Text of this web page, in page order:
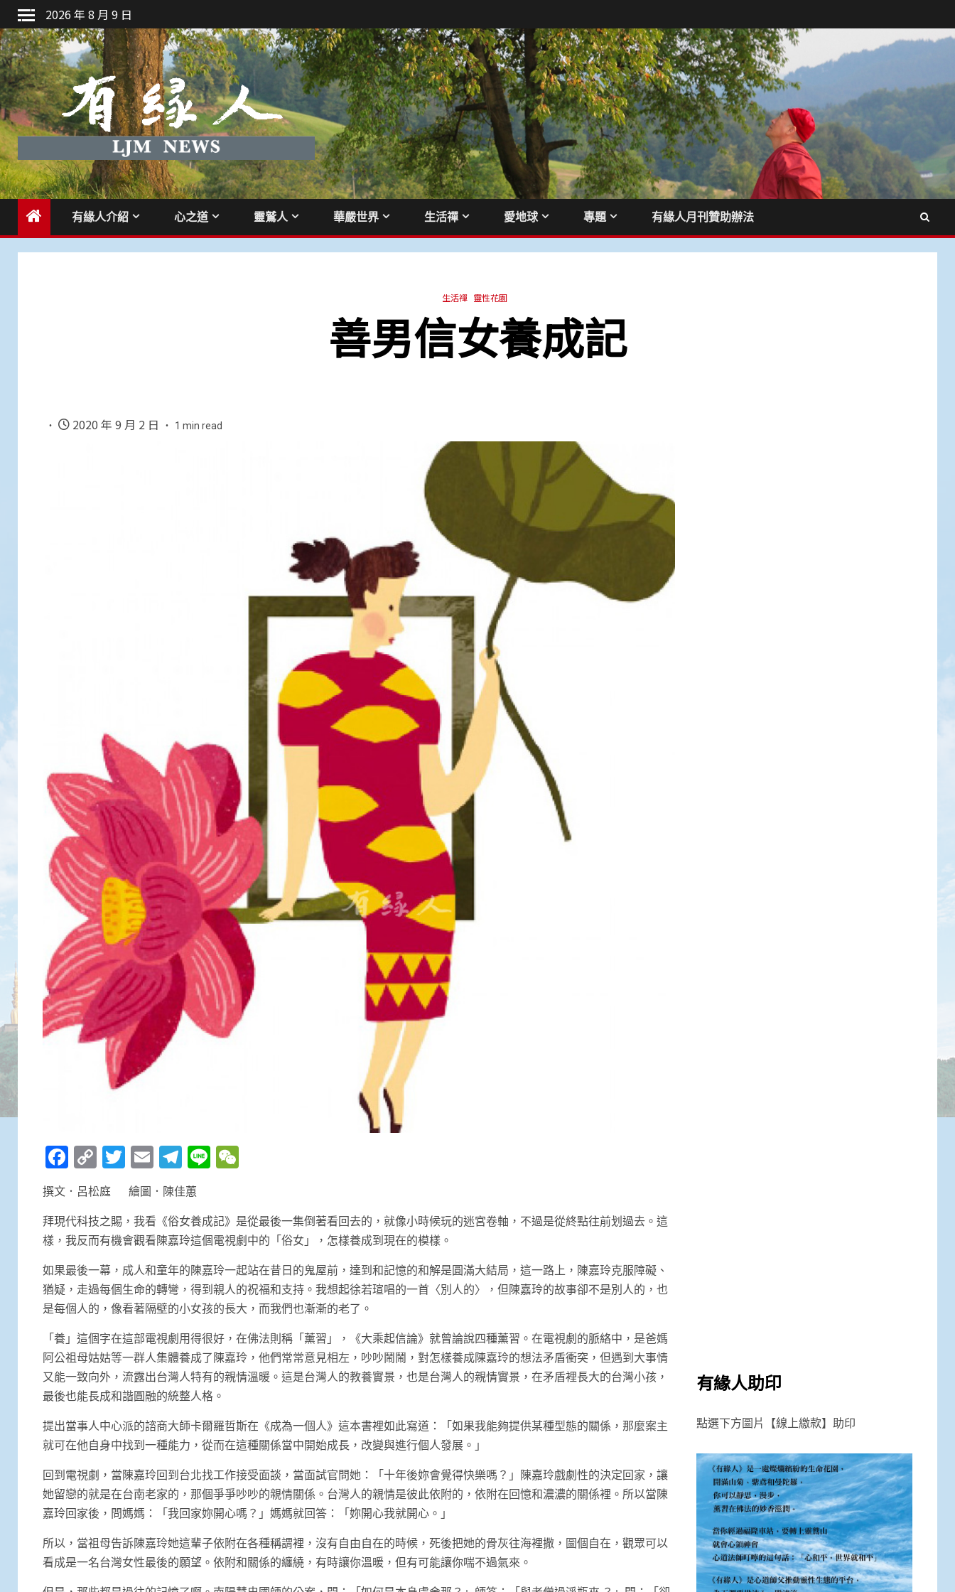
Skip
to
content
2026 年 8 月 9 日
有緣人介紹 心之道 靈鷲人 華嚴世界 生活禪 愛地球 專題 有緣人月刊贊助辦法
生活禪 靈性花園
善男信女養成記
2020 年 9 月 2 日 1 min read
Facebook
Copy
Link
Twitter
EmailTelegram
Line
撰文．呂松庭 繪圖．陳佳蕙
拜現代科技之賜，我看《俗女養成記》是從最後一集倒著看回去的，就像小時候玩的迷宮卷軸，不過是從終點往前划過去。這
樣，我反而有機會觀看陳嘉玲這個電視劇中的「俗女」，怎樣養成到現在的模樣。
如果最後一幕，成人和童年的陳嘉玲一起站在昔日的鬼屋前，達到和記憶的和解是圓滿大結局，這一路上，陳嘉玲克服障礙、
猶疑，走過每個生命的轉彎，得到親人的祝福和支持。我想起徐若瑄唱的一首〈別人的〉，但陳嘉玲的故事卻不是別人的，也
是每個人的，像看著隔壁的小女孩的長大，而我們也漸漸的老了。
「養」這個字在這部電視劇用得很好，在佛法則稱「薰習」，《大乘起信論》就曾論說四種薰習。在電視劇的脈絡中，是爸媽
阿公祖母姑姑等一群人集體養成了陳嘉玲，他們常常意見相左，吵吵鬧鬧，對怎樣養成陳嘉玲的想法矛盾衝突，但遇到大事情
又能一致向外，流露出台灣人特有的親情溫暖。這是台灣人的教養實景，也是台灣人的親情實景，在矛盾裡長大的台灣小孩，
最後也能長成和諧圓融的統整人格。
提出當事人中心派的諮商大師卡爾羅哲斯在《成為一個人》這本書裡如此寫道：「如果我能夠提供某種型態的關係，那麼案主
就可在他自身中找到一種能力，從而在這種關係當中開始成長，改變與進行個人發展。」
回到電視劇，當陳嘉玲回到台北找工作接受面談，當面試官問她：「十年後妳會覺得快樂嗎？」陳嘉玲戲劇性的決定回家，讓
她留戀的就是在台南老家的，那個爭爭吵吵的親情關係。台灣人的親情是彼此依附的，依附在回憶和濃濃的關係裡。所以當陳
嘉玲回家後，問媽媽：「我回家妳開心嗎？」媽媽就回答：「妳開心我就開心。」
所以，當祖母告訴陳嘉玲她這輩子依附在各種稱謂裡，沒有自由自在的時候，死後把她的骨灰往海裡撒，圖個自在，觀眾可以
看成是一名台灣女性最後的願望。依附和關係的纏繞，有時讓你溫暖，但有可能讓你喘不過氣來。
有緣人助印
點選下方圖片【線上繳款】助印